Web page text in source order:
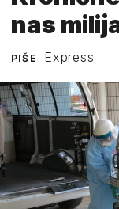
nas
PIŠE Express